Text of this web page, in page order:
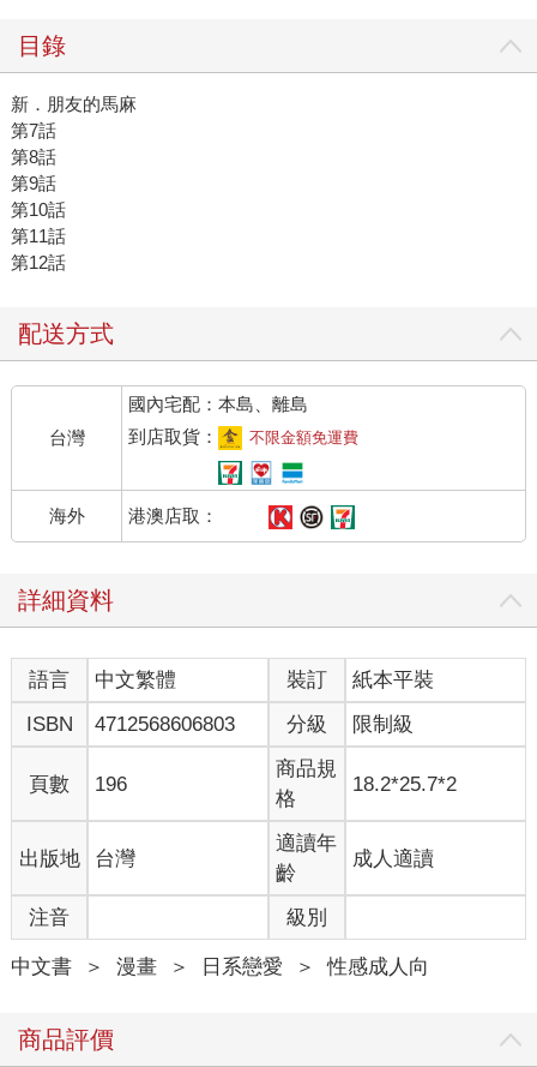
目錄
新．朋友的馬麻
第7話
第8話
第9話
第10話
第11話
第12話
配送方式
台灣
國內宅配：本島、離島
到店取貨：
不限金額免運費
海外 港澳店取：
詳細資料
語言 中文繁體 裝訂
紙本平裝
ISBN
4712568606803 分級 限制級
頁數 196
商品規
格
18.2*25.7*2
出版地 台灣
適讀年
齡
成人適讀
注音 級別
中文書 ＞ 漫畫 ＞ 日系戀愛 ＞ 性感成人向
商品評價